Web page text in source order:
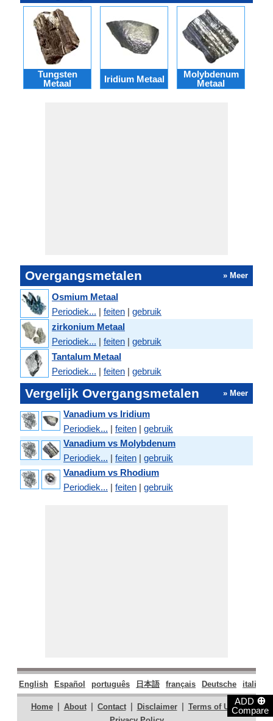
ADD ⊕
Compare
Tungsten
Metaal
Iridium Metaal
Molybdenum
Metaal
Overgangsmetalen » Meer
Osmium Metaal
Periodiek... | feiten | gebruik
zirkonium Metaal
Periodiek... | feiten | gebruik
Tantalum Metaal
Periodiek... | feiten | gebruik
Vergelijk Overgangsmetalen » Meer
Vanadium vs Iridium
Periodiek... | feiten | gebruik
Vanadium vs Molybdenum
Periodiek... | feiten | gebruik
Vanadium vs Rhodium
Periodiek... | feiten | gebruik
English Español português 日本語 français Deutsche italiano
Home | About | Contact | Disclaimer | Terms of Use |